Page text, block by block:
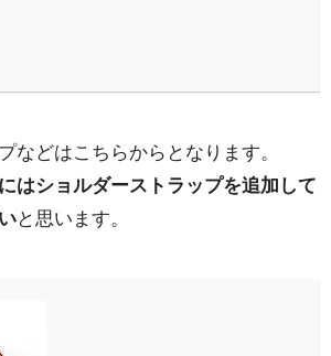
などはこちらからとなります。
はショルダーストラップを追加して
と思います。